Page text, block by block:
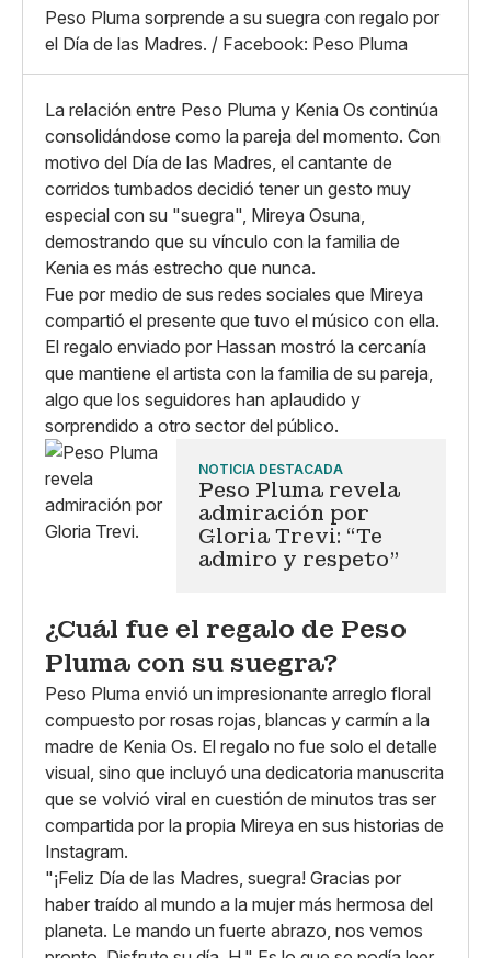
X
Whatsapp
Copiar enlace
Grande
Peso Pluma sorprende a su suegra con regalo por
el Día de las Madres. / Facebook: Peso Pluma
La relación entre Peso Pluma y Kenia Os continúa
consolidándose como la pareja del momento. Con
motivo del Día de las Madres, el cantante de
corridos tumbados decidió tener un gesto muy
especial con su "suegra", Mireya Osuna,
demostrando que su vínculo con la familia de
Kenia es más estrecho que nunca.
Fue por medio de sus redes sociales que Mireya
compartió el presente que tuvo el músico con ella.
El regalo enviado por Hassan mostró la cercanía
que mantiene el artista con la familia de su pareja,
algo que los seguidores han aplaudido y
sorprendido a otro sector del público.
NOTICIA DESTACADA
Peso Pluma revela
admiración por
Gloria Trevi: “Te
admiro y respeto”
¿Cuál fue el regalo de Peso
Pluma con su suegra?
Peso Pluma envió un impresionante arreglo floral
compuesto por rosas rojas, blancas y carmín a la
madre de Kenia Os. El regalo no fue solo el detalle
visual, sino que incluyó una dedicatoria manuscrita
que se volvió viral en cuestión de minutos tras ser
compartida por la propia Mireya en sus historias de
Instagram.
"¡Feliz Día de las Madres, suegra! Gracias por
haber traído al mundo a la mujer más hermosa del
planeta. Le mando un fuerte abrazo, nos vemos